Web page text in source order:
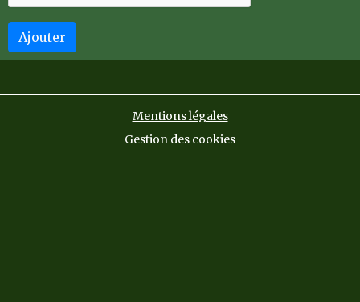
Ajouter
Mentions légales
Gestion des cookies